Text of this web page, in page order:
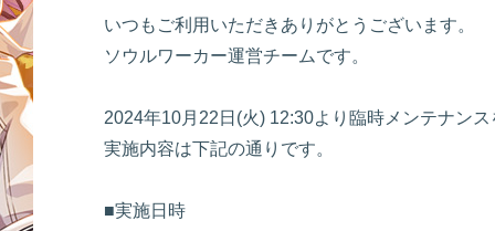
いつもご利用いただきありがとうございます。
ソウルワーカー運営チームです。
2024年10月22日(火) 12:30より臨時メンテナン
実施内容は下記の通りです。
■実施日時